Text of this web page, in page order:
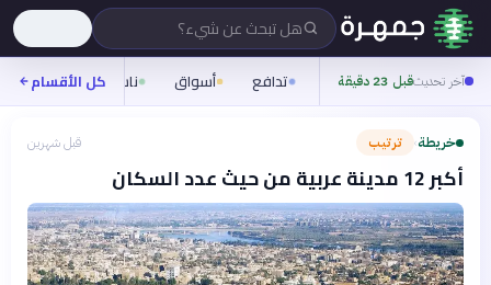
هل تبحث عن شيء؟
آخر تحديثقبل 23 دقيقة تدافع أسواق ناس روح
كل الأقسام
خريطة› ترتيب قبل شهرين
أكبر 12 مدينة عربية من حيث عدد السكان